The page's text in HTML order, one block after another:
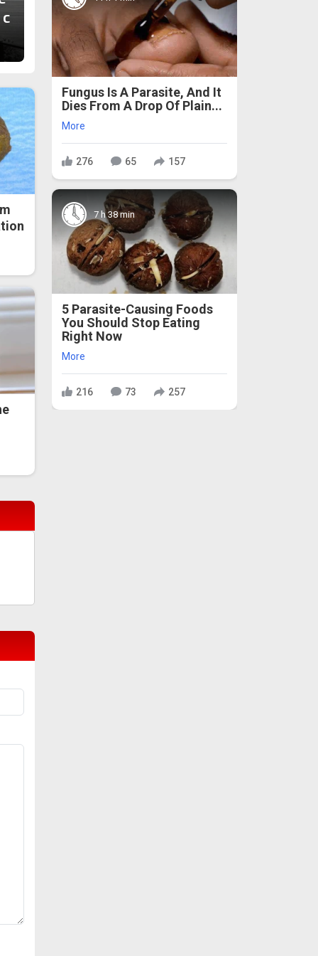
Fungus Is A Parasite, And It
Dies From A Drop Of Plain...
More
276 65 157
7 h 38 min
5 Parasite-Causing Foods
You Should Stop Eating
Right Now
More
216 73 257